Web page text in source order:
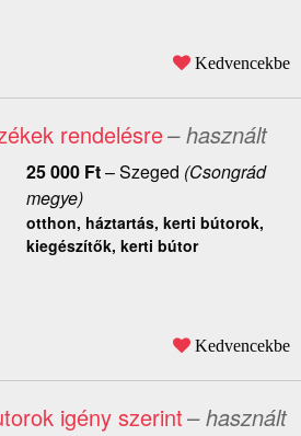
Kedvencekbe
rendelésre– használt
25 000 Ft–Szeged (Csongrád
megye)
otthon, háztartás, kerti bútorok,
kiegészítők, kerti bútor
Kedvencekbe
igény szerint– használt